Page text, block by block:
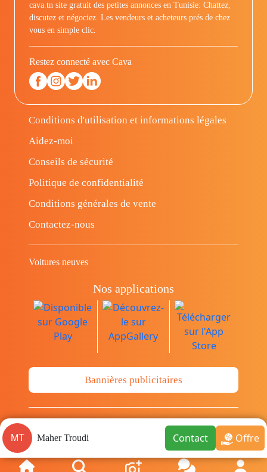
MT Maher Troudi Contact Offre
cava.tn site gratuit des petites annonces en Tunisie: Chattez,
discutez et négociez. Les vendeurs et acheteurs prés de chez
vous en simple clic.
Restez connecté avec Cava
Conditions d'utilisation et informations légales
Aidez-moi
Conseils de sécurité
Politique de confidentialité
Conditions générales de vente
Contactez-nous
Voitures neuves
Nos applications
Bannières publicitaires
© Copyright 2014-2026 Cava.tn Limited Tous
les droits sont réservés.